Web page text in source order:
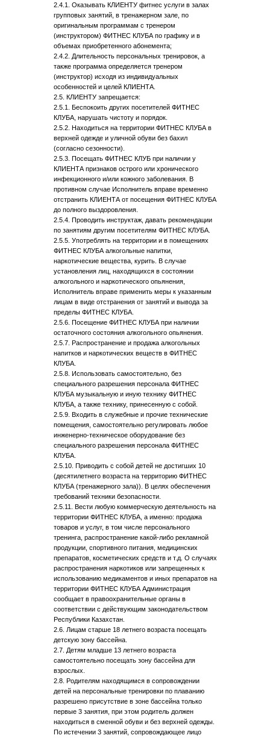
2.4.1. Оказывать КЛИЕНТУ фитнес услуги в залах
групповых занятий, в тренажерном зале, по
оригинальным программам с тренером
(инструктором) ФИТНЕС КЛУБА по графику и в
объемах приобретенного абонемента;
2.4.2. Длительность персональных тренировок, а
также программа определяется тренером
(инструктор) исходя из индивидуальных
особенностей и целей КЛИЕНТА.
2.5. КЛИЕНТУ запрещается:
2.5.1. Беспокоить других посетителей ФИТНЕС
КЛУБА, нарушать чистоту и порядок.
2.5.2. Находиться на территории ФИТНЕС КЛУБА в
верхней одежде и уличной обуви без бахил
(согласно сезонности).
2.5.3. Посещать ФИТНЕС КЛУБ при наличии у
КЛИЕНТА признаков острого или хронического
инфекционного и/или кожного заболевания. В
противном случае Исполнитель вправе временно
отстранить КЛИЕНТА от посещения ФИТНЕС КЛУБА
до полного выздоровления.
2.5.4. Проводить инструктаж, давать рекомендации
по занятиям другим посетителям ФИТНЕС КЛУБА.
2.5.5. Употреблять на территории и в помещениях
ФИТНЕС КЛУБА алкогольные напитки,
наркотические вещества, курить. В случае
установления лиц, находящихся в состоянии
алкогольного и наркотического опьянения,
Исполнитель вправе применить меры к указанным
лицам в виде отстранения от занятий и вывода за
пределы ФИТНЕС КЛУБА.
2.5.6. Посещение ФИТНЕС КЛУБА при наличии
остаточного состояния алкогольного опьянения.
2.5.7. Распространение и продажа алкогольных
напитков и наркотических веществ в ФИТНЕС
КЛУБА.
2.5.8. Использовать самостоятельно, без
специального разрешения персонала ФИТНЕС
КЛУБА музыкальную и иную технику ФИТНЕС
КЛУБА, а также технику, принесенную с собой.
2.5.9. Входить в служебные и прочие технические
помещения, самостоятельно регулировать любое
инженерно-техническое оборудование без
специального разрешения персонала ФИТНЕС
КЛУБА.
2.5.10. Приводить с собой детей не достигших 10
(десятилетнего возраста на территорию ФИТНЕС
КЛУБА (тренажерного зала)). В целях обеспечения
требований техники безопасности.
2.5.11. Вести любую коммерческую деятельность на
территории ФИТНЕС КЛУБА, а именно: продажа
товаров и услуг, в том числе персонального
тренинга, распространение какой-либо рекламной
продукции, спортивного питания, медицинских
препаратов, косметических средств и т.д. О случаях
распространения наркотиков или запрещенных к
использованию медикаментов и иных препаратов на
территории ФИТНЕС КЛУБА Администрация
сообщает в правоохранительные органы в
соответствии с действующим законодательством
Республики Казахстан.
2.6. Лицам старше 18 летнего возраста посещать
детскую зону бассейна.
2.7. Детям младше 13 летнего возраста
самостоятельно посещать зону бассейна для
взрослых.
2.8. Родителям находящимся в сопровождении
детей на персональные тренировки по плаванию
разрешено присутствие в зоне бассейна только
первые 3 занятия, при этом родитель должен
находиться в сменной обуви и без верхней одежды.
По истечении 3 занятий, сопровождающее лицо